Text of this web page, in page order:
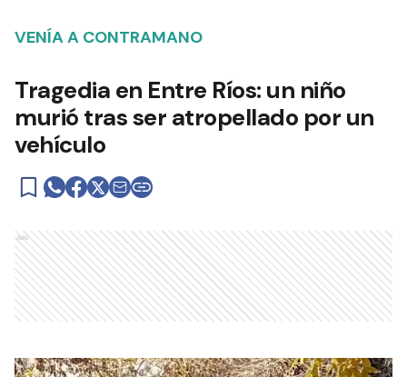
VENÍA A CONTRAMANO
Tragedia en Entre Ríos: un niño
murió tras ser atropellado por un
vehículo
Ads